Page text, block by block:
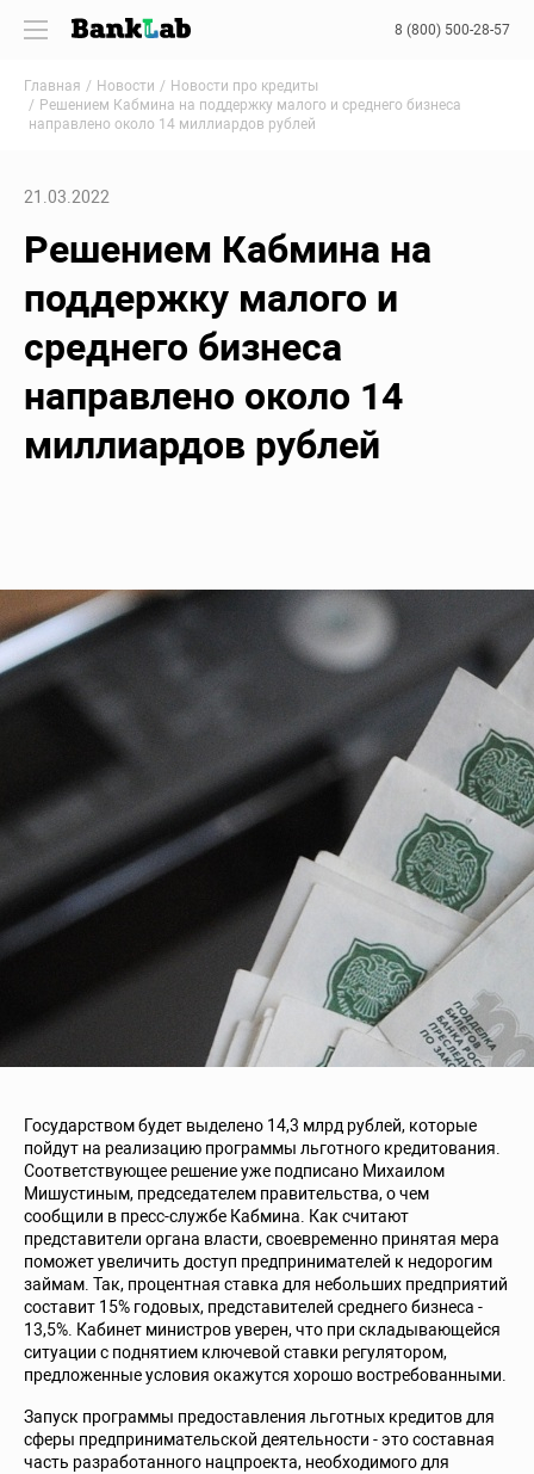
8 (800) 500-28-57
Главная Новости
Новости про кредиты
Решением Кабмина на поддержку малого и среднего бизнеса
направлено около 14 миллиардов рублей
21.03.2022
Решением Кабмина на
поддержку малого и
среднего бизнеса
направлено около 14
миллиардов рублей
Государством будет выделено 14,3 млрд рублей, которые
пойдут на реализацию программы льготного кредитования.
Соответствующее решение уже подписано Михаилом
Мишустиным, председателем правительства, о чем
сообщили в пресс-службе Кабмина. Как считают
представители органа власти, своевременно принятая мера
поможет увеличить доступ предпринимателей к недорогим
займам. Так, процентная ставка для небольших предприятий
составит 15% годовых, представителей среднего бизнеса -
13,5%. Кабинет министров уверен, что при складывающейся
ситуации с поднятием ключевой ставки регулятором,
предложенные условия окажутся хорошо востребованными.
Запуск программы предоставления льготных кредитов для
сферы предпринимательской деятельности - это составная
часть разработанного нацпроекта, необходимого для